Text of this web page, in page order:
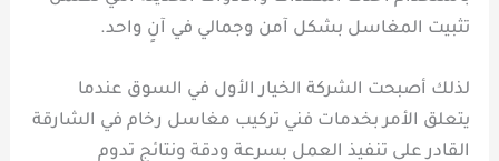
تثبيت المغاسل بشكل آمن وجمالي في آنٍ واحد.
لذلك أصبحت الشركة الخيار الأول في السوق عندما
يتعلق الأمر بخدمات فني تركيب مغاسل رخام في الشارقة
القادر على تنفيذ العمل بسرعة ودقة ونتائج تدوم